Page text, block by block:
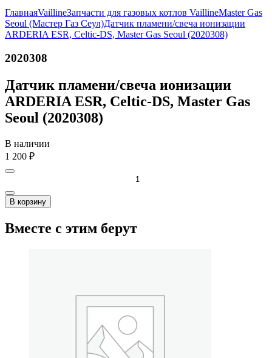
ГлавнаяVaillineЗапчасти для газовых котлов VaillineMaster Gas
Seoul (Мастер Газ Сеул)Датчик пламени/свеча ионизации
ARDERIA ESR, Celtic-DS, Master Gas Seoul (2020308)
2020308
Датчик пламени/свеча ионизации
ARDERIA ESR, Celtic-DS, Master Gas
Seoul (2020308)
В наличии
1 200 ₽
В корзину
Вместе с этим берут